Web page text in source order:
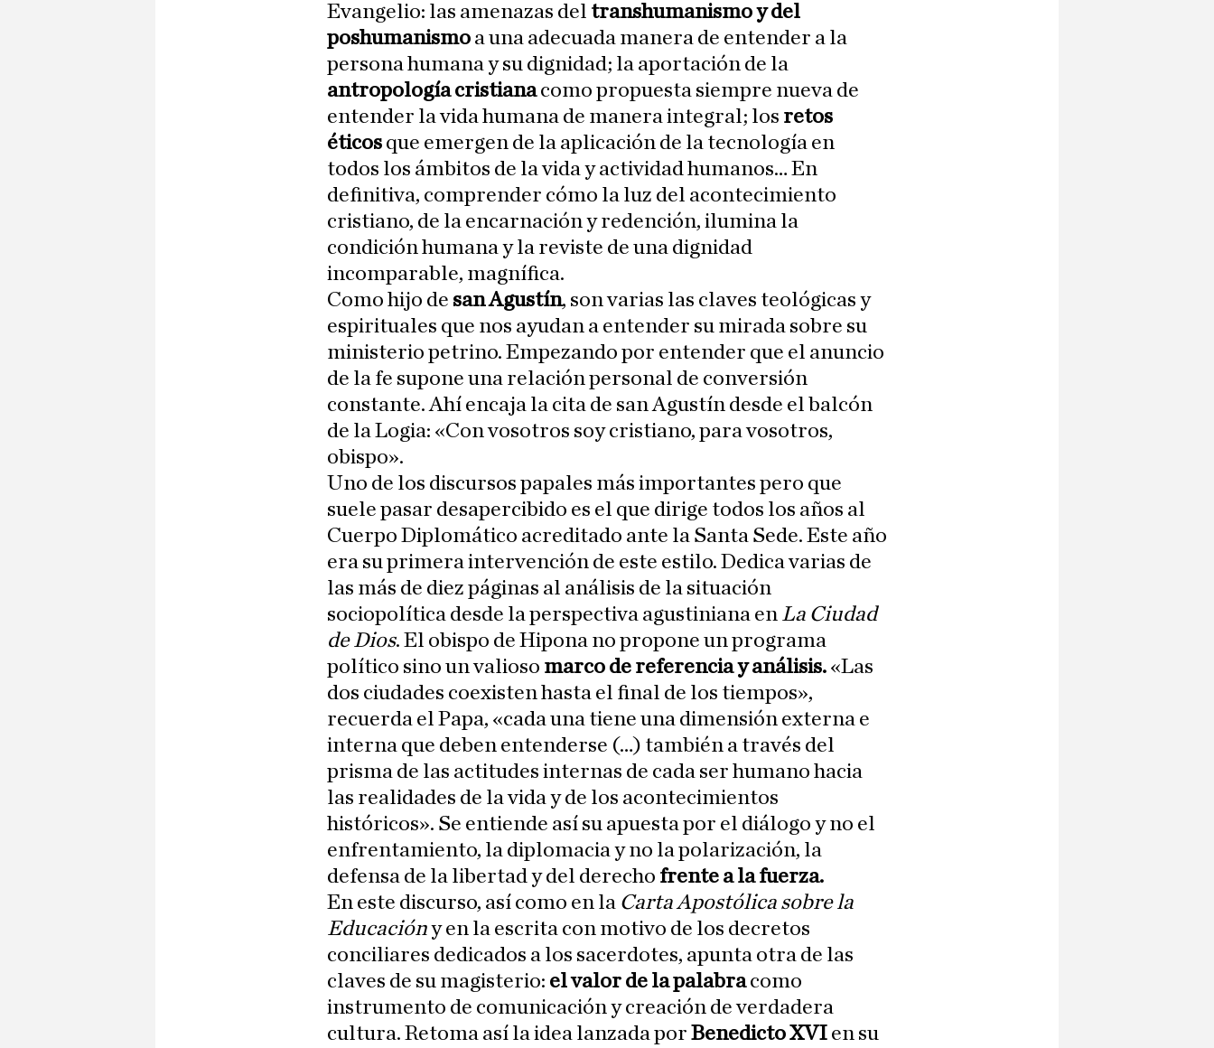
Evangelio: las amenazas del transhumanismo y del
poshumanismo a una adecuada manera de entender a la
persona humana y su dignidad; la aportación de la
antropología cristianacomo propuesta siempre nueva de
entender la vida humana de manera integral; los retos
éticos que emergen de la aplicación de la tecnología en
todos los ámbitos de la vida y actividad humanos… En
definitiva, comprender cómo la luz del acontecimiento
cristiano, de la encarnación y redención, ilumina la
condición humana y la reviste de una dignidad
incomparable, magnífica.
Como hijo de san Agustín, son varias las claves teológicas y
espirituales que nos ayudan a entender su mirada sobre su
ministerio petrino. Empezando por entender que el anuncio
de la fe supone una relación personal de conversión
constante. Ahí encaja la cita de san Agustín desde el balcón
de la Logia: «Con vosotros soy cristiano, para vosotros,
obispo».
Uno de los discursos papales más importantes pero que
suele pasar desapercibido es el que dirige todos los años al
Cuerpo Diplomático acreditado ante la Santa Sede. Este año
era su primera intervención de este estilo. Dedica varias de
las más de diez páginas al análisis de la situación
sociopolítica desde la perspectiva agustiniana en La Ciudad
de Dios. El obispo de Hipona no propone un programa
político sino un valioso marco de referencia y análisis. «Las
dos ciudades coexisten hasta el final de los tiempos»,
recuerda el Papa, «cada una tiene una dimensión externa e
interna que deben entenderse (…) también a través del
prisma de las actitudes internas de cada ser humano hacia
las realidades de la vida y de los acontecimientos
históricos». Se entiende así su apuesta por el diálogo y no el
enfrentamiento, la diplomacia y no la polarización, la
defensa de la libertad y del derecho frente a la fuerza.
En este discurso, así como en la Carta Apostólica sobre la
Educacióny en la escrita con motivo de los decretos
conciliares dedicados a los sacerdotes, apunta otra de las
claves de su magisterio: el valor de la palabracomo
instrumento de comunicación y creación de verdadera
cultura. Retoma así la idea lanzada por Benedicto XVI en su